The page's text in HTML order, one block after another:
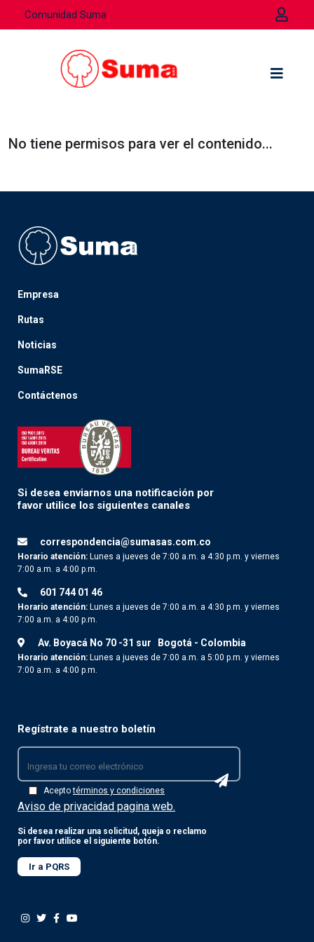
Comunidad Suma
No tiene permisos para ver el contenido...
Empresa
Rutas
Noticias
SumaRSE
Contáctenos
Si desea enviarnos una notificación por
favor utilice los siguientes canales
correspondencia@sumasas.com.co
Horario atención: Lunes a jueves de 7:00 a.m. a 4:30 p.m. y viernes
7:00 a.m. a 4:00 p.m.
601 744 01 46
Horario atención: Lunes a jueves de 7:00 a.m. a 4:30 p.m. y viernes
7:00 a.m. a 4:00 p.m.
Av. Boyacá No 70 -31 sur Bogotá - Colombia
Horario atención: Lunes a jueves de 7:00 a.m. a 5:00 p.m. y viernes
7:00 a.m. a 4:00 p.m.
Regístrate a nuestro boletín
Aceptotérminos y condiciones
Aviso de privacidad pagina web.
Si desea realizar una solicitud, queja o reclamo
por favor utilice el siguiente botón.
Ir a PQRS